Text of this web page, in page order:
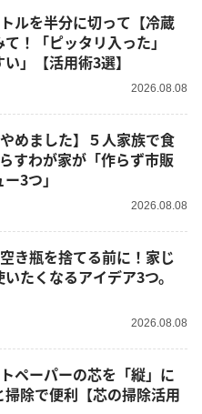
！「ピッタリ入った」
い」【活用術3選】
2026.08.08
すわが家が「作らず市販
3つ」
2026.08.08
たくなるアイデア3つ。
2026.08.08
除で便利【芯の掃除活用